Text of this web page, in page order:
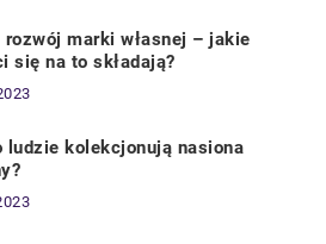
rozwój marki własnej – jakie
się na to składają?
ludzie kolekcjonują nasiona